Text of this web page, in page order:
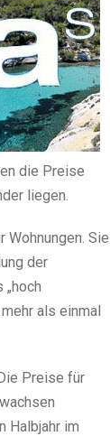
die Preise
liegen.
Wohnungen. Sie
der
als einmal
Preise für
Halbjahr im